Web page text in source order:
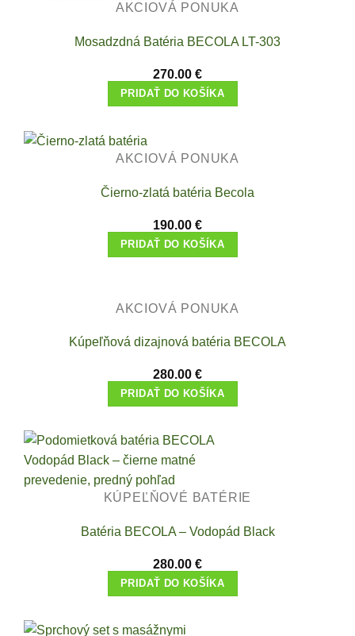
AKCIOVÁ PONUKA
Mosadzdná Batéria BECOLA LT-303
270.00 €
PRIDAŤ DO KOŠÍKA
AKCIOVÁ PONUKA
Čierno-zlatá batéria Becola
190.00 €
PRIDAŤ DO KOŠÍKA
AKCIOVÁ PONUKA
Kúpeľňová dizajnová batéria BECOLA
280.00 €
PRIDAŤ DO KOŠÍKA
KÚPEĽŇOVÉ BATÉRIE
Batéria BECOLA – Vodopád Black
280.00 €
PRIDAŤ DO KOŠÍKA